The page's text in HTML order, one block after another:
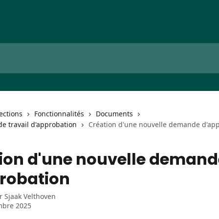
Fonctionnalités
Documents
travail d'approbation
Création d'une nouvelle demande
d'une nouvelle
Sjaak Velthoven
2025